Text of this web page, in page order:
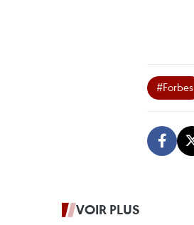
#Forbes
VOIR PLUS